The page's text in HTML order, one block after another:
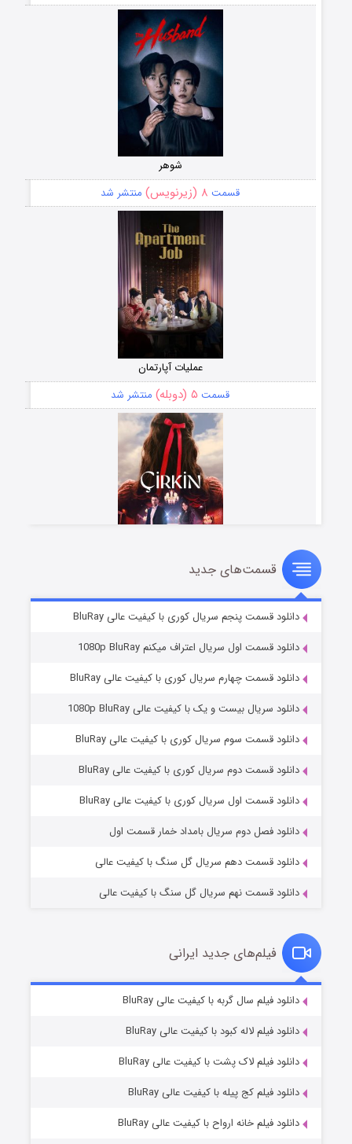
شوهر
قسمت ۸ (زیرنویس) منتشر شد
عملیات آپارتمان
قسمت ۵ (دوبله) منتشر شد
سریال زشت
قسمت۲ (زیرنویس) منتشر شد
مردگان متحرک: شهر مرده ۳
قسمت۲ (زیرنویس) منتشر شد
قسمت۷ (زیرنویس) منتشر شد
قسمت‌های جدید
دانلود قسمت پنجم سریال کوری با کیفیت عالی BluRay
دانلود قسمت اول سریال اعتراف میکنم 1080p BluRay
دانلود قسمت چهارم سریال کوری با کیفیت عالی BluRay
دانلود سریال بیست و یک با کیفیت عالی 1080p BluRay
دانلود قسمت سوم سریال کوری با کیفیت عالی BluRay
دانلود قسمت دوم سریال کوری با کیفیت عالی BluRay
دانلود قسمت اول سریال کوری با کیفیت عالی BluRay
دانلود فصل دوم سریال بامداد خمار قسمت اول
دانلود قسمت دهم سریال گل سنگ با کیفیت عالی
دانلود قسمت نهم سریال گل سنگ با کیفیت عالی
فیلم‌های جدید ایرانی
دانلود فیلم سال گربه با کیفیت عالی BluRay
دانلود فیلم لاله کبود با کیفیت عالی BluRay
دانلود فیلم لاک پشت با کیفیت عالی BluRay
دانلود فیلم کج‌ پیله با کیفیت عالی BluRay
دانلود فیلم خانه ارواح با کیفیت عالی BluRay